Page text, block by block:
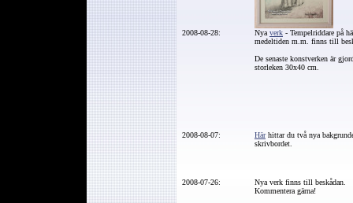
2008-08-28: Nya verk - Tempelriddare på
medeltiden m.m. finns till
De senaste konstverken är
storleken 30x40 cm.
2008-08-07: Härhittar du två nya
skrivbordet.
2008-07-26:
Nya verk finns till beskådan.
Kommentera gärna!